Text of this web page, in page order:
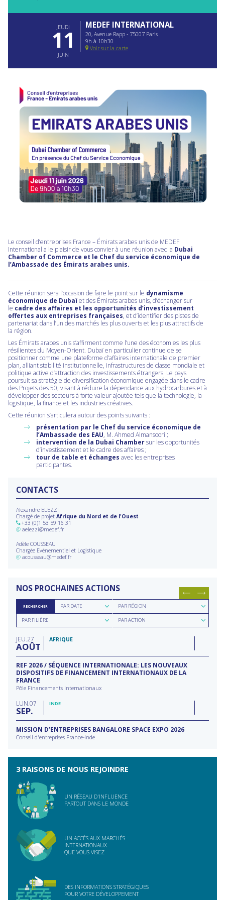
JEUDI
11
JUIN
MEDEF INTERNATIONAL
20, Avenue Rapp - 75007 Paris
9h à 10h30
Voir sur la carte
Le conseil d’entreprises France – Émirats arabes unis de MEDEF
International a le plaisir de vous convier à une réunion avec la Dubai
Chamber of Commerce et le Chef du service économique de
l’Ambassade des Émirats arabes unis.
Cette réunion sera l’occasion de faire le point sur le dynamisme
économique de Dubaïet des Émirats arabes unis, d’échanger sur
le cadre des affaires et les opportunités d’investissement
offertes aux entreprises françaises, et d’identifier des pistes de
partenariat dans l’un des marchés les plus ouverts et les plus attractifs de
la région.
Les Émirats arabes unis s’affirment comme l’une des économies les plus
résilientes du Moyen-Orient. Dubaï en particulier continue de se
positionner comme une plateforme d’affaires internationale de premier
plan, alliant stabilité institutionnelle, infrastructures de classe mondiale et
politique active d’attraction des investissements étrangers. Le pays
poursuit sa stratégie de diversification économique engagée dans le cadre
des Projets des 50, visant à réduire la dépendance aux hydrocarbures et à
développer des secteurs à forte valeur ajoutée tels que la technologie, la
logistique, la finance et les industries créatives.
Cette réunion s’articulera autour des points suivants :
présentation par le Chef du service économique de
l’Ambassade des EAU, M. Ahmed Almansoori ;
intervention de la Dubai Chambersur les opportunités
d’investissement et le cadre des affaires ;
tour de table et échanges avec les entreprises
participantes.
CONTACTS
Alexandre ELEZZI
Chargé de projet Afrique du Nord et de l'Ouest
+33 (0)1 53 59 16 31
@ aelezzi@medef.fr
Adèle COUSSEAU
Chargée Evénementiel et Logistique
@ acousseau@medef.fr
NOS PROCHAINES ACTIONS
RECHERCHER
Rechercher
parPAR DATE
Rechercher
par
région
PAR RÉGION
Rechercher
parPAR FILIÈRE
Rechercher
parPAR ACTION
JEU 27
AOÛT
AFRIQUE
REF 2026 / SÉQUENCE INTERNATIONALE: LES NOUVEAUX
DISPOSITIFS DE FINANCEMENT INTERNATIONAUX DE LA
FRANCE
Pôle Financements Internationaux
LUN 07
SEP
INDE
MISSION D’ENTREPRISES BANGALORE SPACE EXPO 2026
Conseil d'entreprises France-Inde
3 RAISONS DE NOUS REJOINDRE
UN RÉSEAU D'INFLUENCE
PARTOUT DANS LE MONDE
UN ACCÈS AUX MARCHÉS
INTERNATIONAUX
QUE VOUS VISEZ
DES INFORMATIONS STRATÉGIQUES
POUR VOTRE DÉVELOPPEMENT